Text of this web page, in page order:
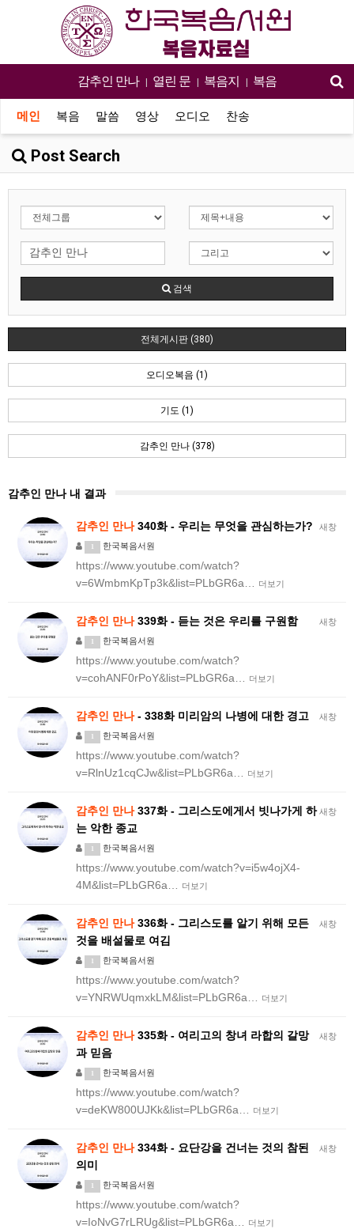
감추인 만나 | 열린 문 | 복음지 | 복음
메인 복음 말씀 영상 오디오 찬송
Post Search
검색
전체게시판 (380)
오디오복음 (1)
기도 (1)
감추인 만나 (378)
감추인 만나 내 결과
새창
감추인 만나340화 - 우리는 무엇을 관심하는가?
한국복음서원
https://www.youtube.com/watch?
v=6WmbmKpTp3k&list=PLbGR6a…
더보기
새창
감추인 만나339화 - 듣는 것은 우리를 구원함
한국복음서원
https://www.youtube.com/watch?
v=cohANF0rPoY&list=PLbGR6a…
더보기
새창
감추인 만나- 338화 미리암의 나병에 대한 경고
한국복음서원
https://www.youtube.com/watch?
v=RlnUz1cqCJw&list=PLbGR6a…
더보기
새창
감추인 만나337화 - 그리스도에게서 빗나가게 하
는 악한 종교
한국복음서원
https://www.youtube.com/watch?v=i5w4ojX4-
4M&list=PLbGR6a…
더보기
새창
감추인 만나336화 - 그리스도를 알기 위해 모든
것을 배설물로 여김
한국복음서원
https://www.youtube.com/watch?
v=YNRWUqmxkLM&list=PLbGR6a…
더보기
새창
감추인 만나335화 - 여리고의 창녀 라합의 갈망
과 믿음
한국복음서원
https://www.youtube.com/watch?
v=deKW800UJKk&list=PLbGR6a…
더보기
새창
감추인 만나334화 - 요단강을 건너는 것의 참된
의미
한국복음서원
https://www.youtube.com/watch?
v=IoNvG7rLRUg&list=PLbGR6a…
더보기